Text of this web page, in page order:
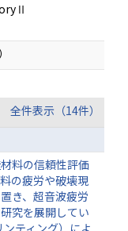
全件表示（14件）
料の信頼性評価
の疲労や破壊現
き、超音波疲労
究を展開してい